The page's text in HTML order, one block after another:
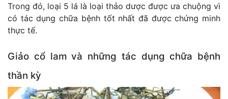
Trong đó, loại 5 lá là loại thảo dược được ưa chuộng vì
có tác dụng chữa bệnh tốt nhất đã được chứng minh
thực tế.
Giảo cổ lam và những tác dụng chữa bệnh
thần kỳ